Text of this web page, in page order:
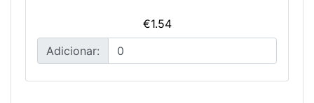
€1.54
Adicionar: